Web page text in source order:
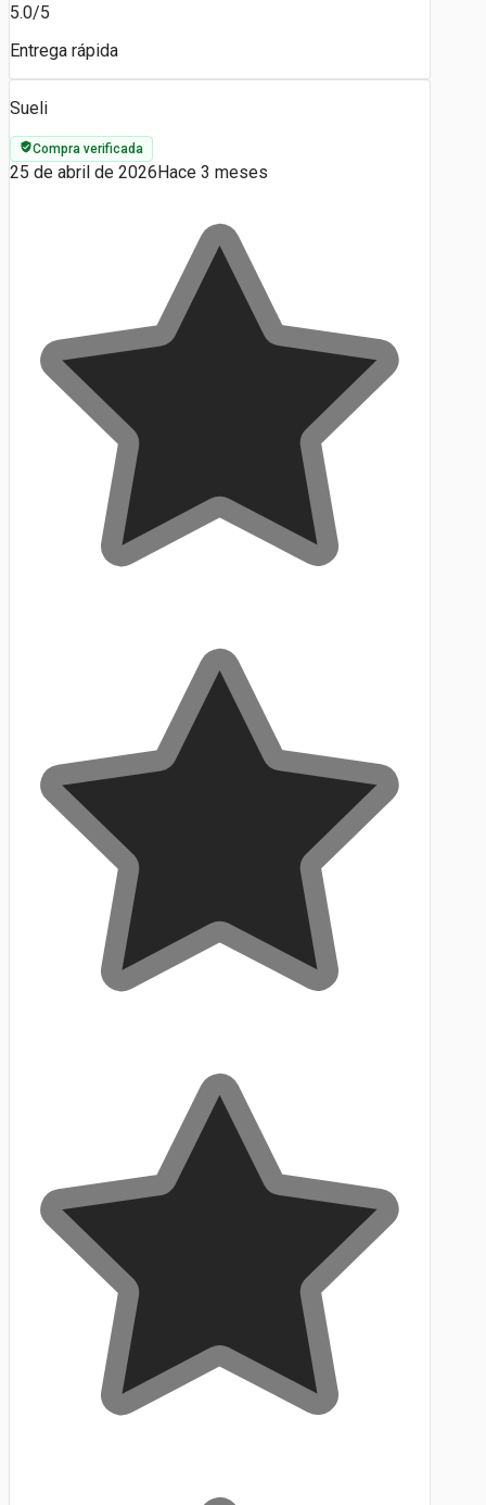
5.0/5
Entrega rápida
Sueli
Compra verificada
25 de abril de 2026Hace 3 meses